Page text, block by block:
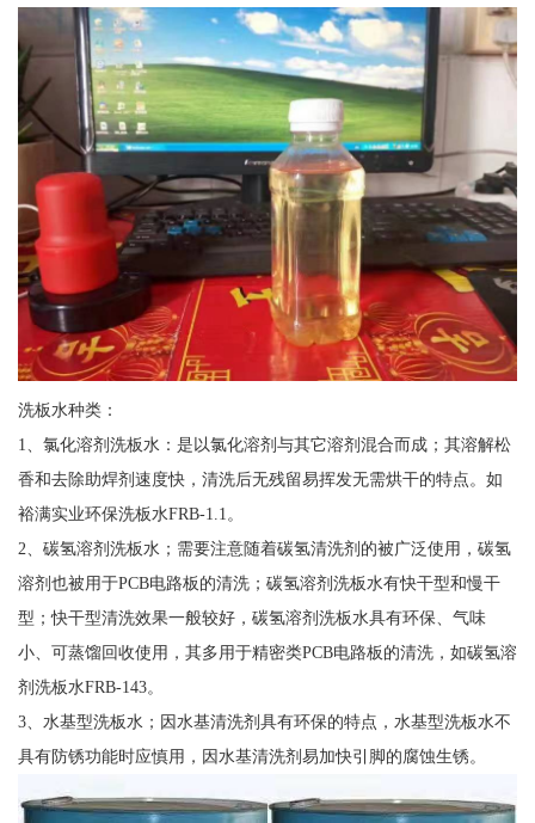
洗板水种类：
1、氯化溶剂洗板水：是以氯化溶剂与其它溶剂混合而成；其溶解松
香和去除助焊剂速度快，清洗后无残留易挥发无需烘干的特点。如
裕满实业环保洗板水FRB-1.1。
2、碳氢溶剂洗板水；需要注意随着碳氢清洗剂的被广泛使用，碳氢
溶剂也被用于PCB电路板的清洗；碳氢溶剂洗板水有快干型和慢干
型；快干型清洗效果一般较好，碳氢溶剂洗板水具有环保、气味
小、可蒸馏回收使用，其多用于精密类PCB电路板的清洗，如碳氢溶
剂洗板水FRB-143。
3、水基型洗板水；因水基清洗剂具有环保的特点，水基型洗板水不
具有防锈功能时应慎用，因水基清洗剂易加快引脚的腐蚀生锈。